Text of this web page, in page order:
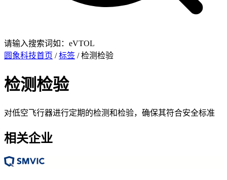
请输入搜索词如：eVTOL
圆象科技首页 /标签 / 检测检验
检测检验
对低空飞行器进行定期的检测和检验，确保其符合安全标准
相关企业